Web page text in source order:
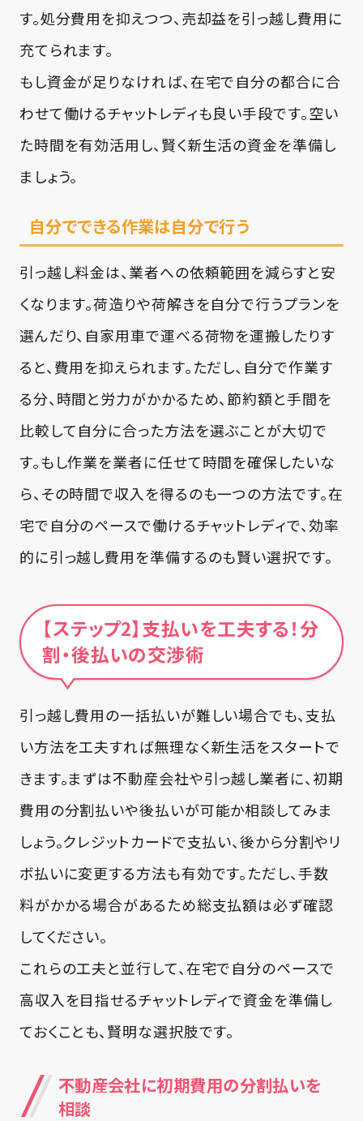
す。処分費用を抑えつつ、売却益を引っ越し費用に
充てられます。
もし資金が足りなければ、在宅で自分の都合に合
わせて働けるチャットレディも良い手段です。空い
た時間を有効活用し、賢く新生活の資金を準備し
ましょう。
自分でできる作業は自分で行う
引っ越し料金は、業者への依頼範囲を減らすと安
くなります。荷造りや荷解きを自分で行うプランを
選んだり、自家用車で運べる荷物を運搬したりす
ると、費用を抑えられます。ただし、自分で作業す
る分、時間と労力がかかるため、節約額と手間を
比較して自分に合った方法を選ぶことが大切で
す。もし作業を業者に任せて時間を確保したいな
ら、その時間で収入を得るのも一つの方法です。在
宅で自分のペースで働けるチャットレディで、効率
的に引っ越し費用を準備するのも賢い選択です。
【ステップ2】支払いを工夫する！分
割・後払いの交渉術
引っ越し費用の一括払いが難しい場合でも、支払
い方法を工夫すれば無理なく新生活をスタートで
きます。まずは不動産会社や引っ越し業者に、初期
費用の分割払いや後払いが可能か相談してみま
しょう。クレジットカードで支払い、後から分割やリ
ボ払いに変更する方法も有効です。ただし、手数
料がかかる場合があるため総支払額は必ず確認
してください。
これらの工夫と並行して、在宅で自分のペースで
高収入を目指せるチャットレディで資金を準備し
ておくことも、賢明な選択肢です。
不動産会社に初期費用の分割払いを
相談